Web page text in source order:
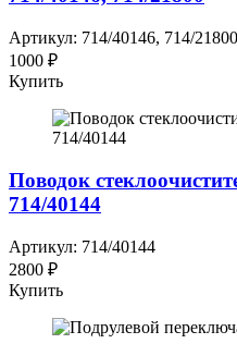
Артикул: 714/40146, 714/21800
1000 ₽
Купить
Поводок
714/40144
Артикул: 714/40144
2800 ₽
Купить